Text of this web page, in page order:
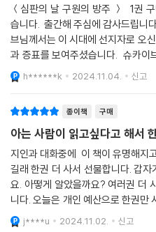
＜심판의 날 구원의 방주 ＞ 1권
습니다. 출간해 주심에 감사드립니
브님께서는 이 시대에 선지자로 오
과 증표를 보여주셨습니다. 슈카이
어하는 것은 내가 이 땅에 속한 자가
면 너희는 나를
h******k 2024.11.04. 신고
종이책 구매
아는 사람이 읽고싶다고 해서
지인과 대화중에 이 책이 유명해지
길래 한권 더 사서 선물합니다. 갑
요. 아떻게 알았을까요? 여러권 더
니다. 오늘은 개인 예산으로 한권만
고 합니다.
j****u 2024.11.02. 신고